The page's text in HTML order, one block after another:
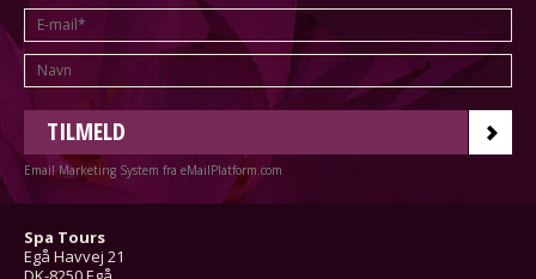
TILMELD
Email Marketing System fra eMailPlatform.com
Spa Tours
Egå Havvej 21